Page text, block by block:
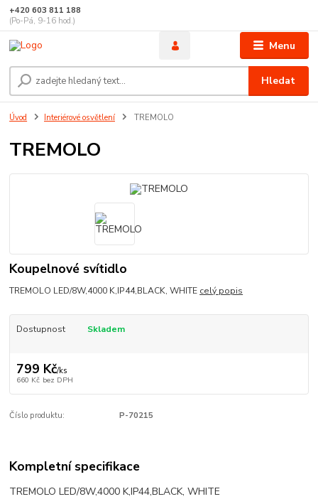
Menu
Hledat
+420 603 811 188
(Po-Pá, 9-16 hod.)
Úvod Interiérové osvětlení TREMOLO
TREMOLO
Koupelnové svítidlo
TREMOLO LED/8W,4000 K,IP44,BLACK, WHITE celý popis
Dostupnost Skladem
799 Kč/ks
660 Kč bez DPH
Číslo produktu: P-70215
Kompletní specifikace
TREMOLO LED/8W,4000 K,IP44,BLACK, WHITE